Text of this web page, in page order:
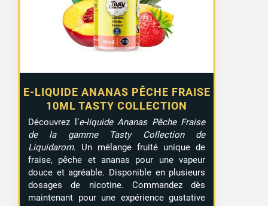
E-LIQUIDE ANANAS PÊCHE FRAISE
10ML TASTY COLLECTION
à
15,90 €
Découvrez l’e-liquide Ananas Pêche Fraise
de la gamme Tasty Collection de
Liquidarom. Un mélange fruité unique de
fraise, pêche et ananas pour une vapeur
douce et agréable. Disponible en plusieurs
dosages de nicotine. Commandez dès
maintenant pour une expérience gustative